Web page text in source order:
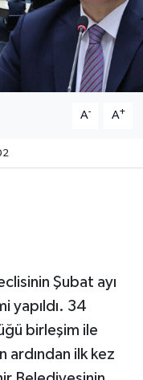
A- A+
Şubat ayı
yapıldı. 34
birleşim ile
ardından ilk kez